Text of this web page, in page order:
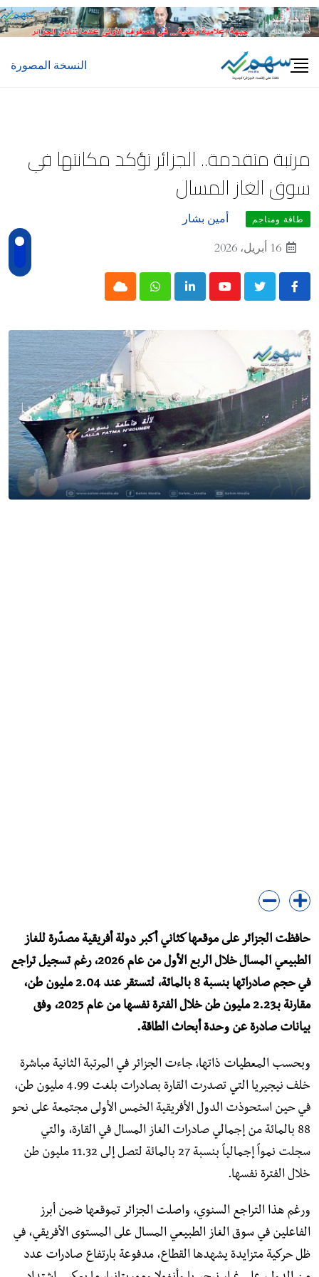
Skip
to
النسخة المصورة
مرتبة متقدمة.. الجزائر تؤكد مكانتها في
سوق الغاز المسال
طاقة ومناجم
أمين بشار
16 أبريل، 2026
Youtube
LinkedIn
Whatsapp
Cloud
حافظت الجزائر على موقعها كثاني أكبر دولة أفريقية مصدّرة للغاز
الطبيعي المسال خلال الربع الأول من عام 2026، رغم تسجيل تراجع
في حجم صادراتها بنسبة 8 بالمائة، لتستقر عند 2.04 مليون طن،
مقارنة بـ2.23 مليون طن خلال الفترة نفسها من عام 2025، وفق
بيانات صادرة عن وحدة أبحاث الطاقة.
وبحسب المعطيات ذاتها، جاءت الجزائر في المرتبة الثانية مباشرة
خلف نيجيريا التي تصدرت القارة بصادرات بلغت 4.99 مليون طن،
في حين استحوذت الدول الأفريقية الخمس الأولى مجتمعة على نحو
88 بالمائة من إجمالي صادرات الغاز المسال في القارة، والتي
سجلت نمواً إجمالياً بنسبة 27 بالمائة لتصل إلى 11.32 مليون طن
خلال الفترة نفسها.
ورغم هذا التراجع السنوي، واصلت الجزائر تموقعها ضمن أبرز
الفاعلين في سوق الغاز الطبيعي المسال على المستوى الأفريقي، في
ظل حركية متزايدة يشهدها القطاع، مدفوعة بارتفاع صادرات عدد